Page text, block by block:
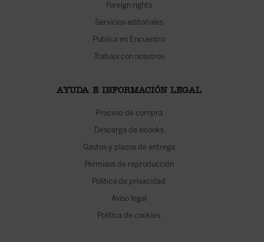
Foreign rights
Servicios editoriales
Publica en Encuentro
Trabaja con nosotros
AYUDA E INFORMACIÓN LEGAL
Proceso de compra
Descarga de ebooks
Gastos y plazos de entrega
Permisos de reproducción
Política de privacidad
Aviso legal
Política de cookies